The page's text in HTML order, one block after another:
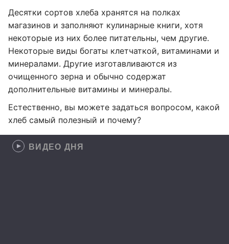
Десятки сортов хлеба хранятся на полках
магазинов и заполняют кулинарные книги, хотя
некоторые из них более питательны, чем другие.
Некоторые виды богаты клетчаткой, витаминами и
минералами. Другие изготавливаются из
очищенного зерна и обычно содержат
дополнительные витамины и минералы.
Естественно, вы можете задаться вопросом, какой
хлеб самый полезный и почему?
ВИДЕО ДНЯ